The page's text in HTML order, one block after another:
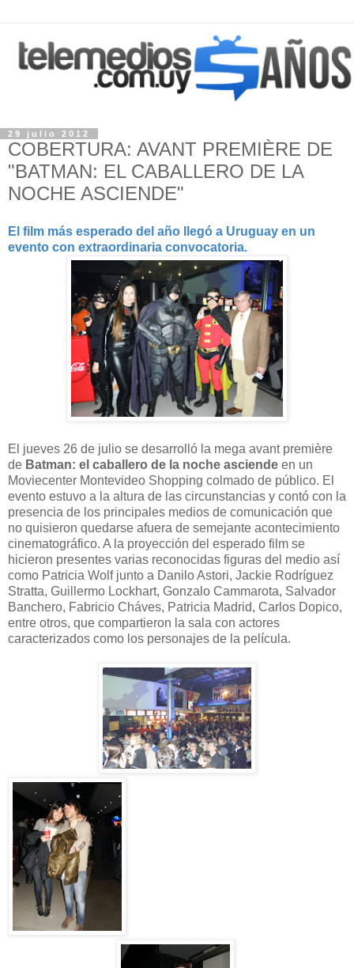
29 julio 2012
COBERTURA: AVANT PREMIÈRE DE
"BATMAN: EL CABALLERO DE LA
NOCHE ASCIENDE"
El film más esperado del año llegó a Uruguay en un
evento con extraordinaria convocatoria.
El jueves 26 de julio se desarrolló la mega avant première
de Batman: el caballero de la noche asciende en un
Moviecenter Montevideo Shopping colmado de público. El
evento estuvo a la altura de las circunstancias y contó con la
presencia de los principales medios de comunicación que
no quisieron quedarse afuera de semejante acontecimiento
cinematográfico. A la proyección del esperado film se
hicieron presentes varias reconocidas figuras del medio así
como Patricia Wolf junto a Danilo Astori, Jackie Rodríguez
Stratta, Guillermo Lockhart, Gonzalo Cammarota, Salvador
Banchero, Fabricio Cháves, Patricia Madrid, Carlos Dopico,
entre otros, que compartieron la sala con actores
caracterizados como los personajes de la película.